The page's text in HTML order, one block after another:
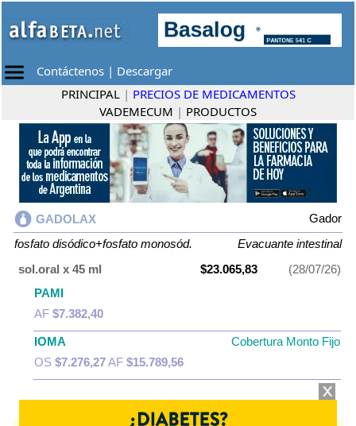
Contáctenos | Descargar
PRINCIPAL | PRECIOS DE MEDICAMENTOS
VADEMECUM | PRODUCTOS
GADOLAX
Gador
fosfato disódico+fosfato monosód.
Evacuante intestinal
sol.oral x 45 ml
$23.065,83
(28/07/26)
PAMI
AF $7.382,40
IOMA
Cobertura Monto Fijo
OS $7.276,27AF $15.789,56